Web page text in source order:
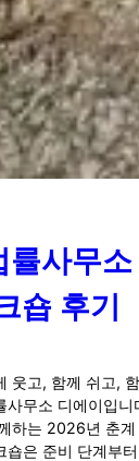
사무소
숍 후기
웃고, 함께 쉬고,
사무소 디에이입
하는 2026년 춘
숍은 준비 단계부